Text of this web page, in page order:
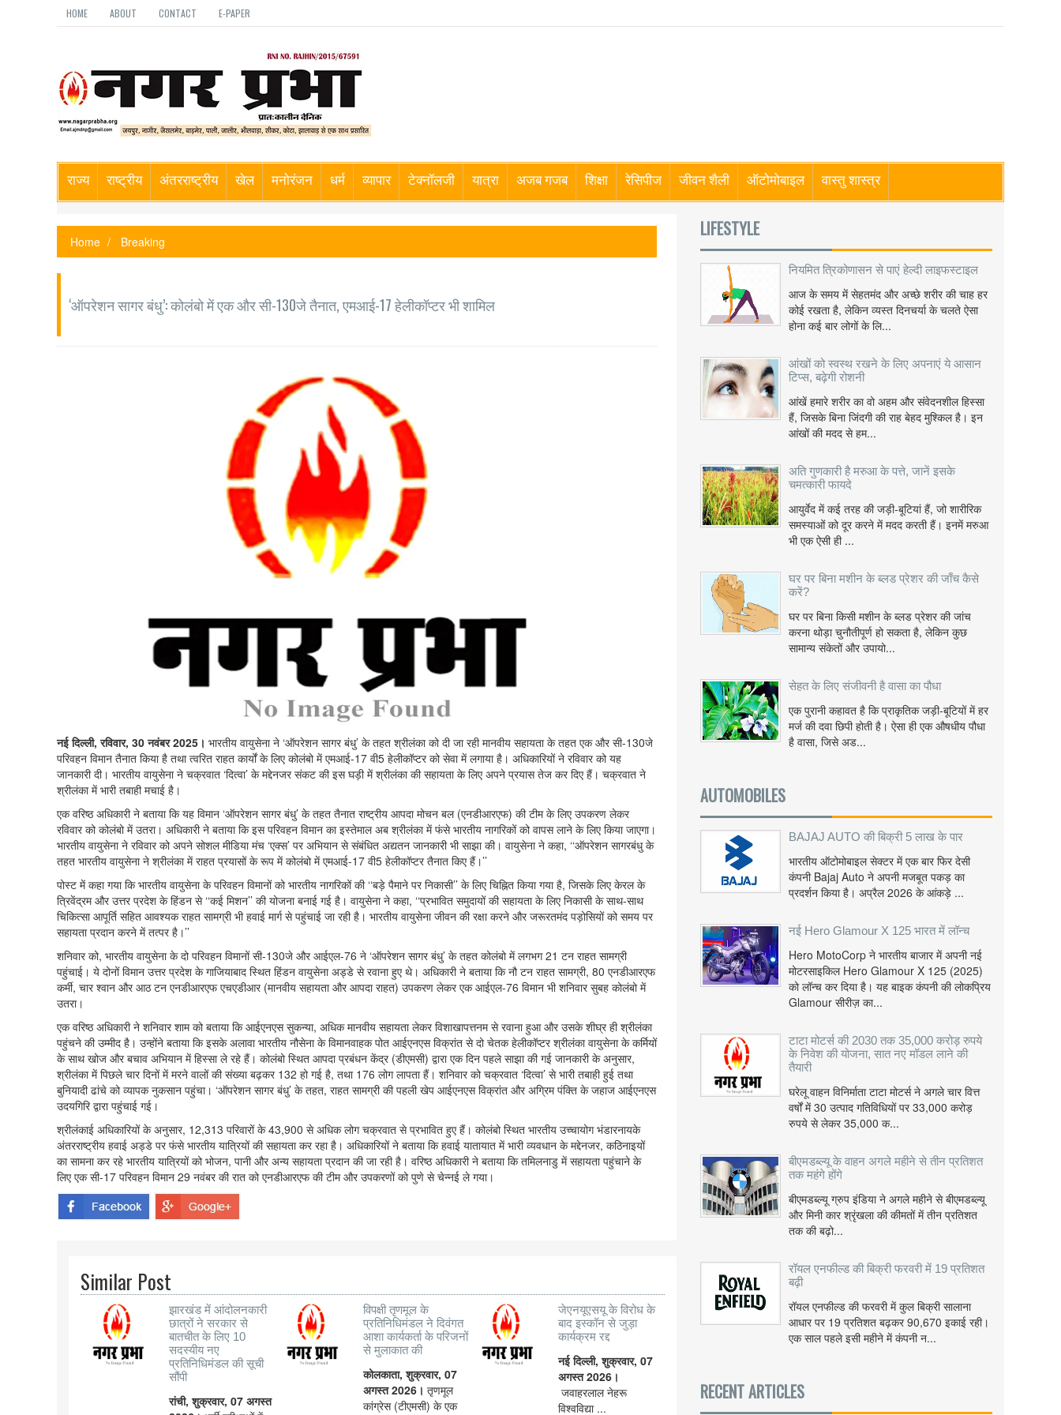
HOME ABOUT CONTACT E-PAPER
राज्य राष्ट्रीय अंतरराष्ट्रीय खेल मनोरंजन धर्म व्यापार टेक्नॉलजी यात्रा अजब गजब शिक्षा रेसिपीज जीवन शैली ऑटोमोबाइल वास्तु शास्त्र
Home Breaking
‘ऑपरेशन सागर बंधु’: कोलंबो में एक और सी-130जे तैनात, एमआई-17 हेलीकॉप्टर भी शामिल
नई दिल्ली, रविवार, 30 नवंबर 2025। भारतीय वायुसेना ने ‘ऑपरेशन सागर बंधु’ के तहत श्रीलंका को दी जा रही मानवीय सहायता के तहत एक और सी-130जे
परिवहन विमान तैनात किया है तथा त्वरित राहत कार्यों के लिए कोलंबो में एमआई-17 वी5 हेलीकॉप्टर को सेवा में लगाया है। अधिकारियों ने रविवार को यह
जानकारी दी। भारतीय वायुसेना ने चक्रवात ‘दित्वा’ के मद्देनजर संकट की इस घड़ी में श्रीलंका की सहायता के लिए अपने प्रयास तेज कर दिए हैं। चक्रवात ने
श्रीलंका में भारी तबाही मचाई है।
एक वरिष्ठ अधिकारी ने बताया कि यह विमान ‘ऑपरेशन सागर बंधु’ के तहत तैनात राष्ट्रीय आपदा मोचन बल (एनडीआरएफ) की टीम के लिए उपकरण लेकर
रविवार को कोलंबो में उतरा। अधिकारी ने बताया कि इस परिवहन विमान का इस्तेमाल अब श्रीलंका में फंसे भारतीय नागरिकों को वापस लाने के लिए किया जाएगा।
भारतीय वायुसेना ने रविवार को अपने सोशल मीडिया मंच ‘एक्स’ पर अभियान से संबंधित अद्यतन जानकारी भी साझा की। वायुसेना ने कहा, ‘‘ऑपरेशन सागरबंधु के
तहत भारतीय वायुसेना ने श्रीलंका में राहत प्रयासों के रूप में कोलंबो में एमआई-17 वी5 हेलीकॉप्टर तैनात किए हैं।’’
पोस्ट में कहा गया कि भारतीय वायुसेना के परिवहन विमानों को भारतीय नागरिकों की ‘‘बड़े पैमाने पर निकासी’’ के लिए चिह्नित किया गया है, जिसके लिए केरल के
त्रिवेंद्रम और उत्तर प्रदेश के हिंडन से ‘‘कई मिशन’’ की योजना बनाई गई है। वायुसेना ने कहा, ‘‘प्रभावित समुदायों की सहायता के लिए निकासी के साथ-साथ
चिकित्सा आपूर्ति सहित आवश्यक राहत सामग्री भी हवाई मार्ग से पहुंचाई जा रही है। भारतीय वायुसेना जीवन की रक्षा करने और जरूरतमंद पड़ोसियों को समय पर
सहायता प्रदान करने में तत्पर है।’’
शनिवार को, भारतीय वायुसेना के दो परिवहन विमानों सी-130जे और आईएल-76 ने ‘ऑपरेशन सागर बंधु’ के तहत कोलंबो में लगभग 21 टन राहत सामग्री
पहुंचाई। ये दोनों विमान उत्तर प्रदेश के गाजियाबाद स्थित हिंडन वायुसेना अड्डे से रवाना हुए थे। अधिकारी ने बताया कि नौ टन राहत सामग्री, 80 एनडीआरएफ
कर्मी, चार श्वान और आठ टन एनडीआरएफ एचएडीआर (मानवीय सहायता और आपदा राहत) उपकरण लेकर एक आईएल-76 विमान भी शनिवार सुबह कोलंबो में
उतरा।
एक वरिष्ठ अधिकारी ने शनिवार शाम को बताया कि आईएनएस सुकन्या, अधिक मानवीय सहायता लेकर विशाखापत्तनम से रवाना हुआ और उसके शीघ्र ही श्रीलंका
पहुंचने की उम्मीद है। उन्होंने बताया कि इसके अलावा भारतीय नौसेना के विमानवाहक पोत आईएनएस विक्रांत से दो चेतक हेलीकॉप्टर श्रीलंका वायुसेना के कर्मियों
के साथ खोज और बचाव अभियान में हिस्सा ले रहे हैं। कोलंबो स्थित आपदा प्रबंधन केंद्र (डीएमसी) द्वारा एक दिन पहले साझा की गई जानकारी के अनुसार,
श्रीलंका में पिछले चार दिनों में मरने वालों की संख्या बढ़कर 132 हो गई है, तथा 176 लोग लापता हैं। शनिवार को चक्रवात ‘दित्वा’ से भारी तबाही हुई तथा
बुनियादी ढांचे को व्यापक नुकसान पहुंचा। ‘ऑपरेशन सागर बंधु’ के तहत, राहत सामग्री की पहली खेप आईएनएस विक्रांत और अग्रिम पंक्ति के जहाज आईएनएस
उदयगिरि द्वारा पहुंचाई गई।
श्रीलंकाई अधिकारियों के अनुसार, 12,313 परिवारों के 43,900 से अधिक लोग चक्रवात से प्रभावित हुए हैं। कोलंबो स्थित भारतीय उच्चायोग भंडारनायके
अंतरराष्ट्रीय हवाई अड्डे पर फंसे भारतीय यात्रियों की सहायता कर रहा है। अधिकारियों ने बताया कि हवाई यातायात में भारी व्यवधान के मद्देनजर, कठिनाइयों
का सामना कर रहे भारतीय यात्रियों को भोजन, पानी और अन्य सहायता प्रदान की जा रही है। वरिष्ठ अधिकारी ने बताया कि तमिलनाडु में सहायता पहुंचाने के
लिए एक सी-17 परिवहन विमान 29 नवंबर की रात को एनडीआरएफ की टीम और उपकरणों को पुणे से चेन्नई ले गया।
Similar Post
झारखंड में आंदोलनकारी
छात्रों ने सरकार से
बातचीत के लिए 10
सदस्यीय नए
प्रतिनिधिमंडल की सूची
सौंपी
रांची, शुक्रवार, 07 अगस्त
विपक्षी तृणमूल के
प्रतिनिधिमंडल ने दिवंगत
आशा कार्यकर्ता के परिजनों
से मुलाकात की
कोलकाता, शुक्रवार, 07
अगस्त 2026।तृणमूल
कांग्रेस (टीएमसी) के एक
जेएनयूएसयू के विरोध के
बाद इस्कॉन से जुड़ा
कार्यक्रम रद्द
नई दिल्ली, शुक्रवार, 07
अगस्त 2026।
जवाहरलाल नेहरू
विश्वविद्या ...
LIFESTYLE
नियमित त्रिकोणासन से पाएं हेल्दी लाइफस्टाइल
आज के समय में सेहतमंद और अच्छे शरीर की चाह हर
कोई रखता है, लेकिन व्यस्त दिनचर्या के चलते ऐसा
होना कई बार लोगों के लि...
आंखों को स्वस्थ रखने के लिए अपनाएं ये आसान
टिप्स, बढ़ेगी रोशनी
आंखें हमारे शरीर का वो अहम और संवेदनशील हिस्सा
हैं, जिसके बिना जिंदगी की राह बेहद मुश्किल है। इन
आंखों की मदद से हम...
अति गुणकारी है मरुआ के पत्ते, जानें इसके
चमत्कारी फायदे
आयुर्वेद में कई तरह की जड़ी-बूटियां हैं, जो शारीरिक
समस्याओं को दूर करने में मदद करती हैं। इनमें मरुआ
भी एक ऐसी ही ...
घर पर बिना मशीन के ब्लड प्रेशर की जाँच कैसे
करें?
घर पर बिना किसी मशीन के ब्लड प्रेशर की जांच
करना थोड़ा चुनौतीपूर्ण हो सकता है, लेकिन कुछ
सामान्य संकेतों और उपायो...
सेहत के लिए संजीवनी है वासा का पौधा
एक पुरानी कहावत है कि प्राकृतिक जड़ी-बूटियों में हर
मर्ज की दवा छिपी होती है। ऐसा ही एक औषधीय पौधा
है वासा, जिसे अड...
AUTOMOBILES
BAJAJ AUTO की बिक्री 5 लाख के पार
भारतीय ऑटोमोबाइल सेक्टर में एक बार फिर देसी
कंपनी Bajaj Auto ने अपनी मजबूत पकड़ का
प्रदर्शन किया है। अप्रैल 2026 के आंकड़े ...
नई Hero Glamour X 125 भारत में लॉन्च
Hero MotoCorp ने भारतीय बाजार में अपनी नई
मोटरसाइकिल Hero Glamour X 125 (2025)
को लॉन्च कर दिया है। यह बाइक कंपनी की लोकप्रिय
Glamour सीरीज़ का...
टाटा मोटर्स की 2030 तक 35,000 करोड़ रुपये
के निवेश की योजना, सात नए मॉडल लाने की
तैयारी
घरेलू वाहन विनिर्माता टाटा मोटर्स ने अगले चार वित्त
वर्षों में 30 उत्पाद गतिविधियों पर 33,000 करोड़
रुपये से लेकर 35,000 क...
बीएमडब्ल्यू के वाहन अगले महीने से तीन प्रतिशत
तक महंगे होंगे
बीएमडब्ल्यू ग्रुप इंडिया ने अगले महीने से बीएमडब्ल्यू
और मिनी कार श्रृंखला की कीमतों में तीन प्रतिशत
तक की बढ़ो...
रॉयल एनफील्ड की बिक्री फरवरी में 19 प्रतिशत
बढ़ी
रॉयल एनफील्ड की फरवरी में कुल बिक्री सालाना
आधार पर 19 प्रतिशत बढ़कर 90,670 इकाई रही।
एक साल पहले इसी महीने में कंपनी न...
RECENT ARTICLES